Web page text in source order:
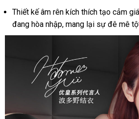
Thiết kế âm rên kích thích tạo cảm
đang hòa nhập, mang lại sự đê mê